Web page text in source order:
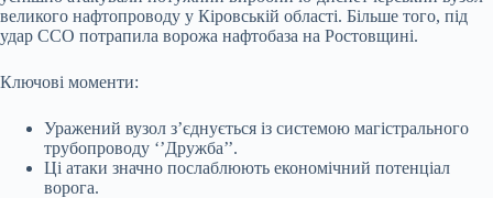
великого нафтопроводу у Кіровській області. Більше того, під
удар ССО потрапила ворожа нафтобаза на Ростовщині.
Ключові моменти:
Уражений вузол з’єднується із системою магістрального
трубопроводу ‘’Дружба’’.
Ці атаки значно послаблюють економічний потенціал
ворога.